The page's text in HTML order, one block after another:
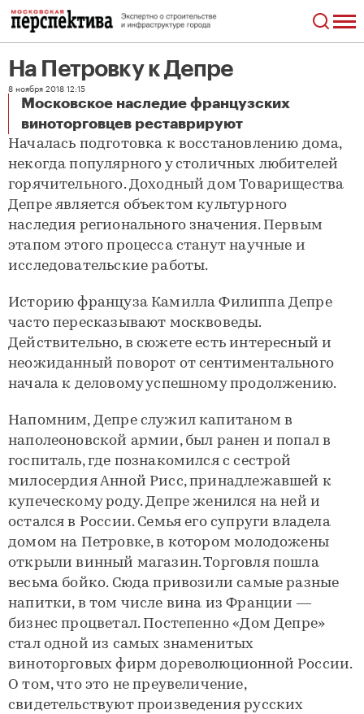
На Петровку к Депре
8 ноября 2018 12:15
Московское наследие французских
виноторговцев реставрируют
На Петровку к Депре
Началась подготовка к восстановлению дома,
некогда популярного у столичных любителей
горячительного. Доходный дом Товарищества
Депре является объектом культурного
наследия регионального значения. Первым
этапом этого процесса станут научные и
исследовательские работы.
Историю француза Камилла Филиппа Депре
часто пересказывают москвоведы.
Действительно, в сюжете есть интересный и
неожиданный поворот от сентиментального
начала к деловому успешному продолжению.
Напомним, Депре служил капитаном в
наполеоновской армии, был ранен и попал в
госпиталь, где познакомился с сестрой
милосердия Анной Рисс, принадлежавшей к
купеческому роду. Депре женился на ней и
остался в России. Семья его супруги владела
домом на Петровке, в котором молодожены
открыли винный магазин. Торговля пошла
весьма бойко. Сюда привозили самые разные
напитки, в том числе вина из Франции —
бизнес процветал. Постепенно «Дом Депре»
стал одной из самых знаменитых
виноторговых фирм дореволюционной России.
О том, что это не преувеличение,
свидетельствуют произведения русских